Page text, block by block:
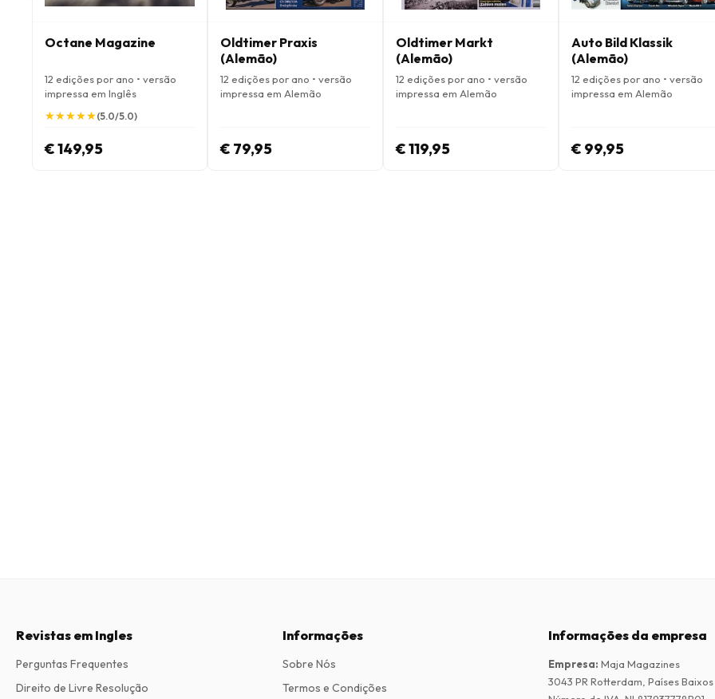
Octane Magazine
12 edições por ano • versão
impressa em Inglês
★
★★
★★
★★
★★
★(5.0/5.0)
€ 149,95
Oldtimer Praxis
(Alemão)
12 edições por ano • versão
impressa em Alemão
€ 79,95
Oldtimer Markt
(Alemão)
12 edições por ano • versão
impressa em Alemão
€ 119,95
Auto Bild Klassik
(Alemão)
12 edições por ano • versão
impressa em Alemão
€ 99,95
Revistas em Ingles
Perguntas Frequentes
Direito de Livre Resolução
Informações
Sobre Nós
Termos e Condições
Informações da empresa
Empresa: Maja Magazines
3043 PR Rotterdam, Países Baixos